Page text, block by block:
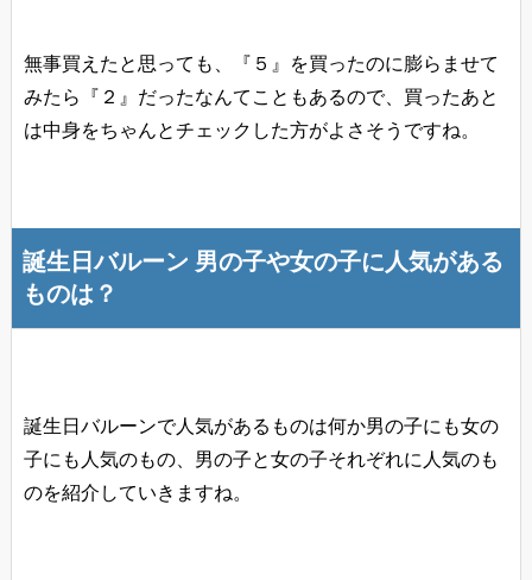
無事買えたと思っても、『５』を買ったのに膨らませて
みたら『２』だったなんてこともあるので、買ったあと
は中身をちゃんとチェックした方がよさそうですね。
誕生日バルーン 男の子や女の子に人気がある
ものは？
誕生日バルーンで人気があるものは何か男の子にも女の
子にも人気のもの、男の子と女の子それぞれに人気のも
のを紹介していきますね。